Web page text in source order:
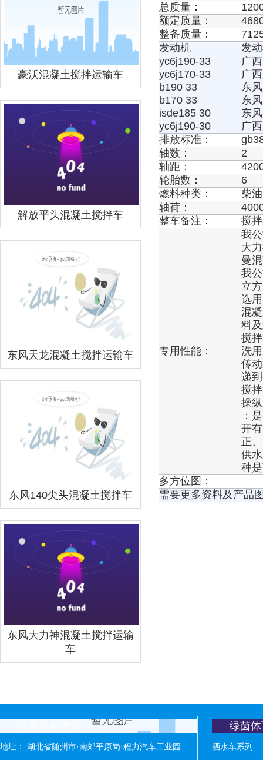
豪沃混凝土搅拌运输车
解放平头混凝土搅拌车
东风天龙混凝土搅拌运输车
东风140尖头混凝土搅拌车
东风大力神混凝土搅拌运输
车
总质量：
额定质量：
整备质量：
发动机
发
yc6j190-33
yc6j170-33
b190 33
b170 33
isde185 30
yc6j190-30
广
广
东
东
东
广
排放标准：
轴数：
2
轴距：
轮胎数：
6
燃料种类：
柴油
轴荷：
整车备注：
搅
专用性能：
我
大
曼
我
立
选
混
料
搅
洗
传
递
搅
操
：
开
正
供
种
多方位图：
需要更多资料及产品
地址： 湖北省随州市·南郊平原岗·程力汽车工业园
绿茵
洒水车系列